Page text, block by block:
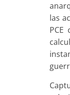
las